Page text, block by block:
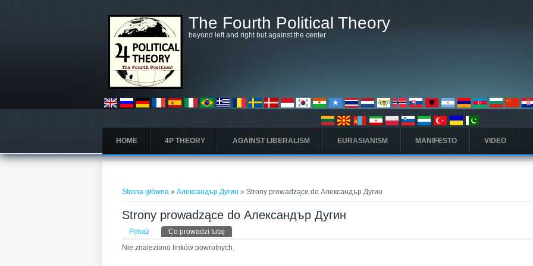
The Fourth Political Theory
beyond left and right but against the center
HOME 4P THEORY AGAINST LIBERALISM EURASIANISM MANIFESTO VIDEO
Strona główna »Александър Дугин » Strony prowadzące do Александър Дугин
Strony prowadzące do Александър Дугин
Karty podstawowe
Pokaż Co prowadzi tutaj
Nie znaleziono linków powrotnych.